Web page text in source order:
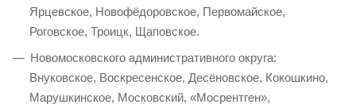
Ярцевское, Новофёдоровское, Первомайское,
Роговское, Троицк, Щаповское.
Новомосковского административного округа:
Внуковское, Воскресенское, Десёновское, Кокошкино,
Марушкинское, Московский, «Мосрентген»,